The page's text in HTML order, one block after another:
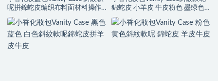
呢拼錦蛇皮编织布料面材料操作
流程
錦蛇皮 小羊皮 牛皮粉色 墨绿色
蓝色